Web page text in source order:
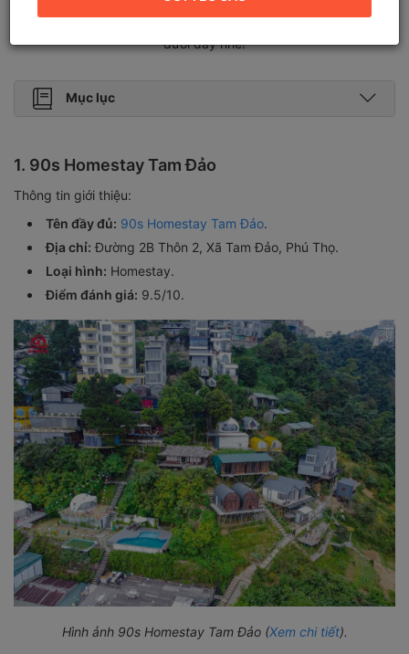
bạn đang có ý định đến đây du lịch thì đừng bỏ qua danh sách
dưới đây nhé!
Mục lục
1. 90s Homestay Tam Đảo
Thông tin giới thiệu:
Tên đầy đủ: 90s Homestay Tam Đảo.
Địa chỉ: Đường 2B Thôn 2, Xã Tam Đảo, Phú Thọ.
Loại hình: Homestay.
Điểm đánh giá: 9.5/10.
Hình ảnh 90s Homestay Tam Đảo (Xem chi tiết).